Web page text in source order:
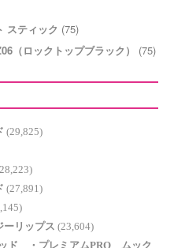
スティック (75)
ロックトップブラック）
(75)
(29,825)
(27,891)
リップス (23,604)
ド®・プレミアムPRO ムック